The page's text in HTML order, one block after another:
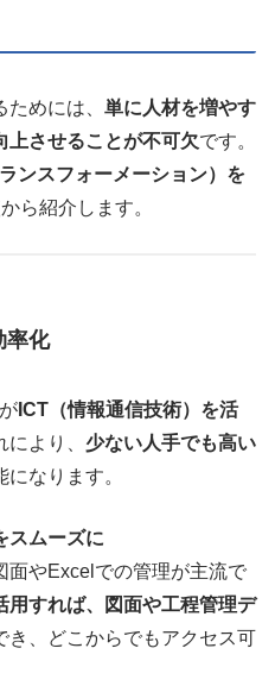
めには、 単に人材を増やす
上させることが不可欠です。
ンスフォーメーション）を
ら紹介します。
率化
ICT（情報通信技術）を活
より、 少ない人手でも高い
なります。
スムーズに
面やExcelでの管理が主流で
用すれば、図面や工程管理デ
き、どこからでもアクセス可